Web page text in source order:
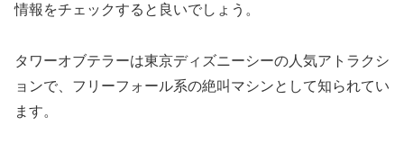
情報をチェックすると良いでしょう。
タワーオブテラーは東京ディズニーシーの人気アトラクシ
ョンで、フリーフォール系の絶叫マシンとして知られてい
ます。